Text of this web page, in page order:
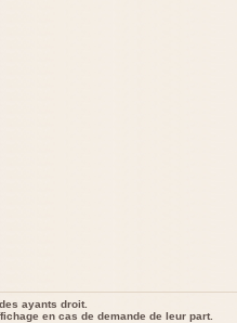
ayants droit.
en cas de demande de leur part.